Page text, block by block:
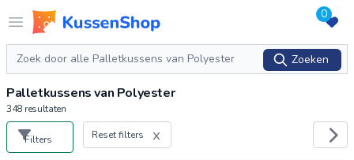
Open menu
Logo www.kussenshop.nl 0
Zoeken
Zoeken
Palletkussens van Polyester
348 resultaten
Filters Reset filters